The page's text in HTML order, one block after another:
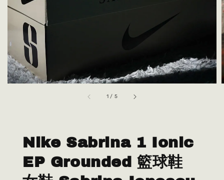
1 / 5
Nike Sabrina 1 Ionic
EP Grounded 籃球鞋